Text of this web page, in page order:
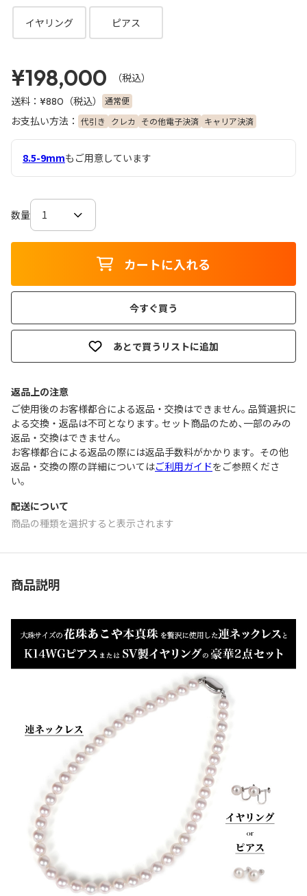
イヤリング ピアス
¥198,000
（税込）
送料： ¥880 （税込） 通常便
お支払い方法： 代引き クレカ その他電子決済 キャリア決済
8.5-9mmもご用意しています
数量
カートに入れる
今すぐ買う
あとで買うリストに追加
返品上の注意
ご使用後のお客様都合による返品・交換はできません｡ 品質選択に
よる交換・返品は不可となります｡ セット商品のため､一部のみの
返品・交換はできません｡
お客様都合による返品の際には返品手数料がかかります。その他
返品・交換の際の詳細についてはご利用ガイドをご参照くださ
い。
配送について
商品の種類を選択すると表示されます
商品説明